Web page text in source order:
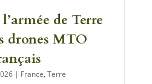
de Terre
drones MTO
| France,Terre